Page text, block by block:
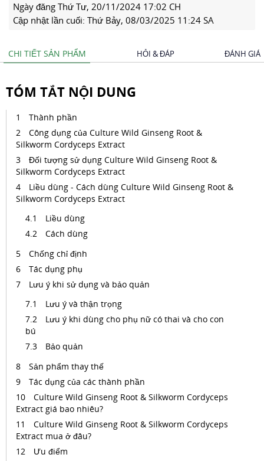
Ngày đăng Thứ Tư, 20/11/2024 17:02 CH
Cập nhật lần cuối: Thứ Bảy, 08/03/2025 11:24 SA
CHI TIẾT SẢN PHẨM HỎI & ĐÁP ĐÁNH GIÁ
TÓM TẮT NỘI DUNG
Thành phần
Công dụng của Culture Wild Ginseng Root &
Silkworm Cordyceps Extract
Đối tượng sử dụng Culture Wild Ginseng Root &
Silkworm Cordyceps Extract
Liều dùng - Cách dùng Culture Wild Ginseng Root &
Silkworm Cordyceps Extract
Liều dùng
Cách dùng
Chống chỉ định
Tác dụng phụ
Lưu ý khi sử dụng và bảo quản
Lưu ý và thận trọng
Lưu ý khi dùng cho phụ nữ có thai và cho con
bú
Bảo quản
Sản phẩm thay thế
Tác dụng của các thành phần
Culture Wild Ginseng Root & Silkworm Cordyceps
Extract giá bao nhiêu?
Culture Wild Ginseng Root & Silkworm Cordyceps
Extract mua ở đâu?
Ưu điểm